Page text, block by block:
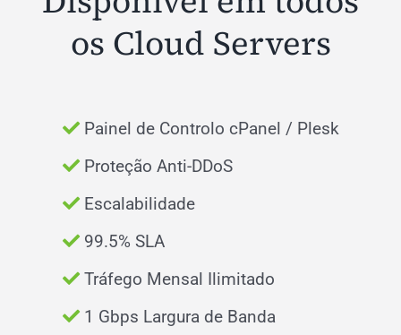
os Cloud Servers
Painel de Controlo cPanel / Plesk
Proteção Anti-DDoS
Escalabilidade
99.5% SLA
Tráfego Mensal Ilimitado
1 Gbps Largura de Banda